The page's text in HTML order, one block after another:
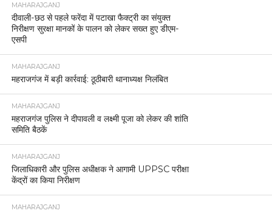
MAHARAJGANJ
दीवाली-छठ से पहले फरेंदा में पटाखा फैक्ट्री का संयुक्त
निरीक्षण सुरक्षा मानकों के पालन को लेकर सख्त हुए डीएम-
एसपी
MAHARAJGANJ
महराजगंज में बड़ी कार्रवाई: ठूठीबारी थानाध्यक्ष निलंबित
MAHARAJGANJ
महराजगंज पुलिस ने दीपावली व लक्ष्मी पूजा को लेकर की शांति
समिति बैठकें
MAHARAJGANJ
जिलाधिकारी और पुलिस अधीक्षक ने आगामी UPPSC परीक्षा
केंद्रों का किया निरीक्षण
MAHARAJGANJ